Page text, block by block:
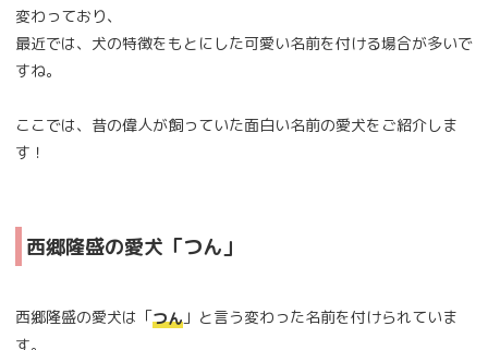
変わっており、
最近では、犬の特徴をもとにした可愛い名前を付ける場合が多いで
すね。
ここでは、昔の偉人が飼っていた面白い名前の愛犬をご紹介しま
す！
西郷隆盛の愛犬「つん」
西郷隆盛の愛犬は「つん 」と言う変わった名前を付けられていま
す。